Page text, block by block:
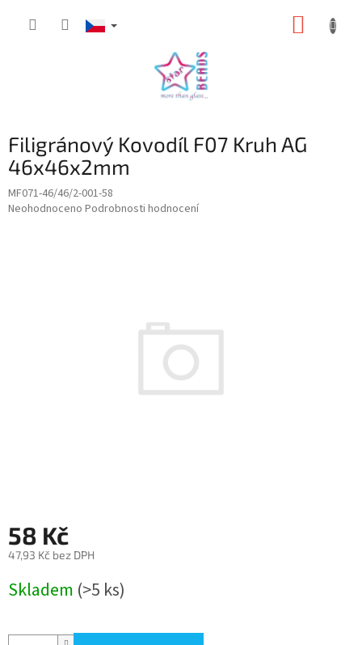
Filigránový Kovodíl F07 Kruh AG
46x46x2mm
MF071-46/46/2-001-58
Průměrné
Neohodnoceno Podrobnosti hodnocení
58 Kč
47,93 Kč bez DPH
cena:
Skladem (>5 ks)